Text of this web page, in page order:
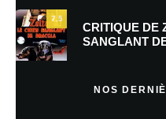
Prévenez-moi de tous les
Prévenez-moi de tous les
7.5
CRITIQUE DE
SANGLANT
NOS